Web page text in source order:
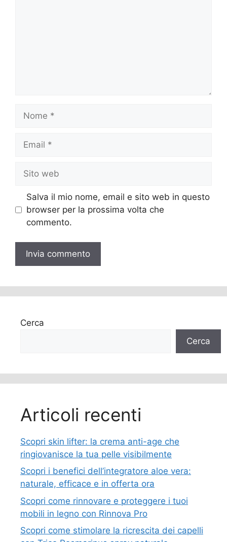
Nome
Email
Sito
web
Salva il mio nome, email e sito web in questo
browser per la prossima volta che
commento.
Cerca
Cerca
Articoli recenti
Scopri skin lifter: la crema anti-age che
ringiovanisce la tua pelle visibilmente
Scopri i benefici dell’integratore aloe vera:
naturale, efficace e in offerta ora
Scopri come rinnovare e proteggere i tuoi
mobili in legno con Rinnova Pro
Scopri come stimolare la ricrescita dei capelli